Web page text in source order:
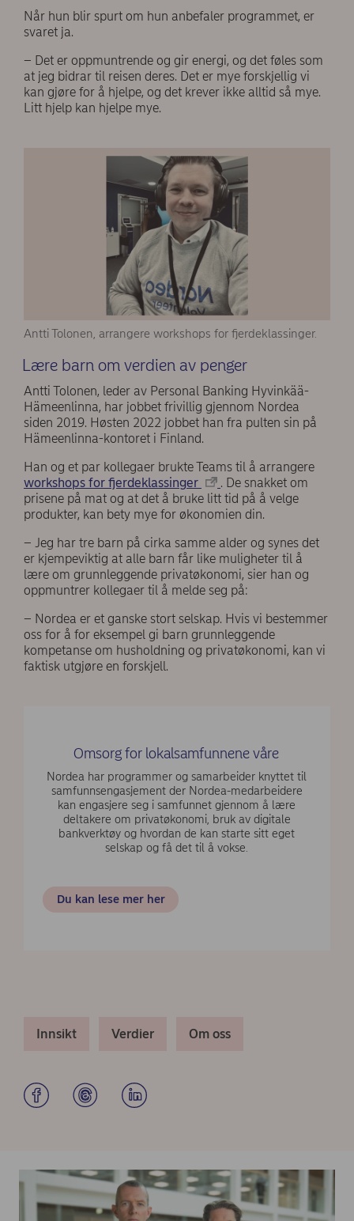
Når hun blir spurt om hun anbefaler programmet, er
svaret ja.
– Det er oppmuntrende og gir energi, og det føles som
at jeg bidrar til reisen deres. Det er mye forskjellig vi
kan gjøre for å hjelpe, og det krever ikke alltid så mye.
Litt hjelp kan hjelpe mye.
Antti Tolonen, arrangere workshops for fjerdeklassinger.
Lære barn om verdien av penger
Antti Tolonen, leder av Personal Banking Hyvinkää-
Hämeenlinna, har jobbet frivillig gjennom Nordea
siden 2019. Høsten 2022 jobbet han fra pulten sin på
Hämeenlinna-kontoret i Finland.
Han og et par kollegaer brukte Teams til å arrangere
workshops for fjerdeklassinger
. De snakket om
prisene på mat og at det å bruke litt tid på å velge
produkter, kan bety mye for økonomien din.
– Jeg har tre barn på cirka samme alder og synes det
er kjempeviktig at alle barn får like muligheter til å
lære om grunnleggende privatøkonomi, sier han og
oppmuntrer kollegaer til å melde seg på:
– Nordea er et ganske stort selskap. Hvis vi bestemmer
oss for å for eksempel gi barn grunnleggende
kompetanse om husholdning og privatøkonomi, kan vi
faktisk utgjøre en forskjell.
Omsorg for lokalsamfunnene våre
Nordea har programmer og samarbeider knyttet til
samfunnsengasjement der Nordea-medarbeidere
kan engasjere seg i samfunnet gjennom å lære
deltakere om privatøkonomi, bruk av digitale
bankverktøy og hvordan de kan starte sitt eget
selskap og få det til å vokse.
Du kan lese mer her
Innsikt Verdier Om oss